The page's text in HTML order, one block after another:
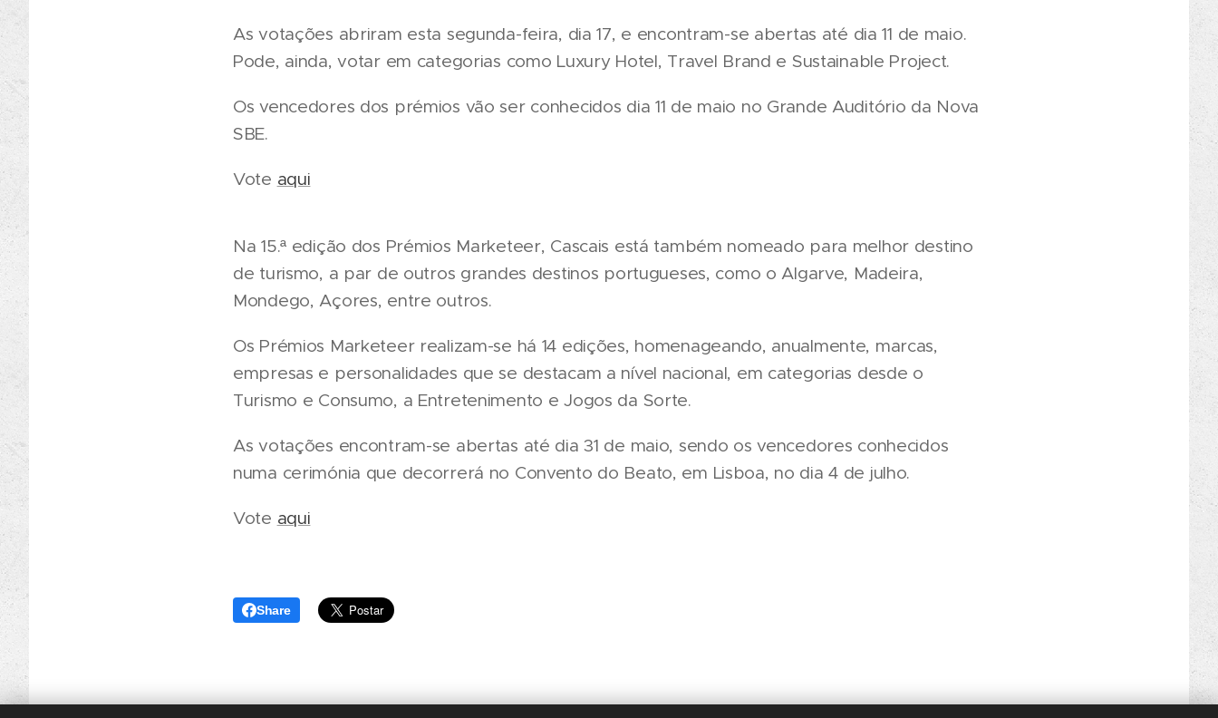
As votações abriram esta segunda-feira, dia 17, e encontram-se abertas até dia 11 de maio.
Pode, ainda, votar em categorias como Luxury Hotel, Travel Brand e Sustainable Project.
Os vencedores dos prémios vão ser conhecidos dia 11 de maio no Grande Auditório da Nova
SBE.
Vote aqui
Na 15.ª edição dos Prémios Marketeer, Cascais está também nomeado para melhor destino
de turismo, a par de outros grandes destinos portugueses, como o Algarve, Madeira,
Mondego, Açores, entre outros.
Os Prémios Marketeer realizam-se há 14 edições, homenageando, anualmente, marcas,
empresas e personalidades que se destacam a nível nacional, em categorias desde o
Turismo e Consumo, a Entretenimento e Jogos da Sorte.
As votações encontram-se abertas até dia 31 de maio, sendo os vencedores conhecidos
numa cerimónia que decorrerá no Convento do Beato, em Lisboa, no dia 4 de julho.
Vote aqui
Share